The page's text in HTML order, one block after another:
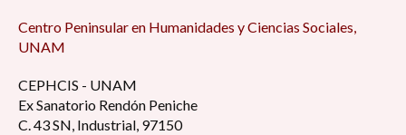
Centro Peninsular en Humanidades y Ciencias Sociales,
UNAM
CEPHCIS - UNAM
Ex Sanatorio Rendón Peniche
C. 43 SN, Industrial, 97150